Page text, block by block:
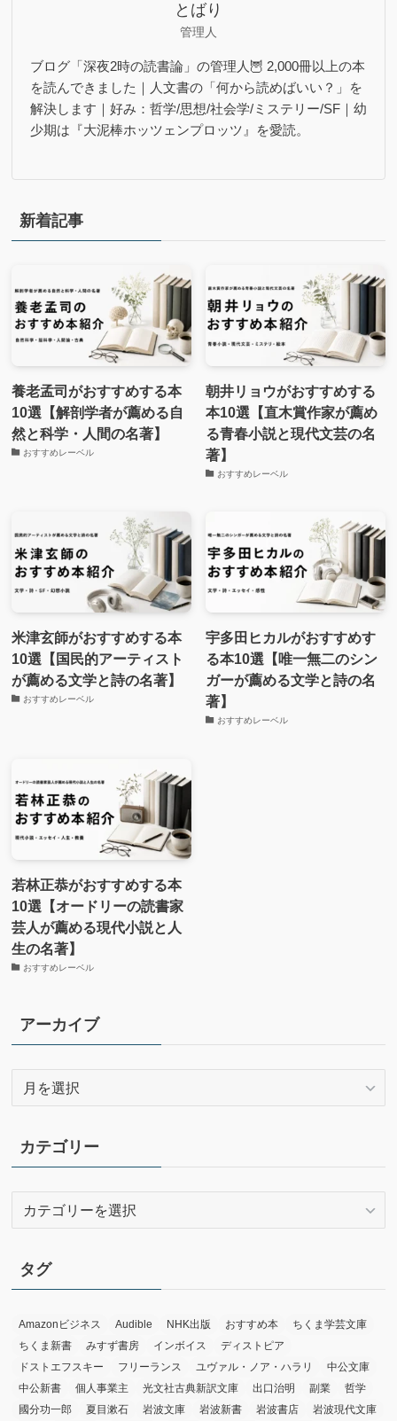
とばり
管理人
ブログ「深夜2時の読書論」の管理人🦉 2,000冊以上の本
を読んできました｜人文書の「何から読めばいい？」を
解決します｜好み：哲学/思想/社会学/ミステリー/SF｜幼
少期は『大泥棒ホッツェンプロッツ』を愛読。
新着記事
養老孟司がおすすめする本
10選【解剖学者が薦める自
然と科学・人間の名著】
おすすめレーベル
朝井リョウがおすすめする
本10選【直木賞作家が薦め
る青春小説と現代文芸の名
著】
おすすめレーベル
米津玄師がおすすめする本
10選【国民的アーティスト
が薦める文学と詩の名著】
おすすめレーベル
宇多田ヒカルがおすすめす
る本10選【唯一無二のシン
ガーが薦める文学と詩の名
著】
おすすめレーベル
若林正恭がおすすめする本
10選【オードリーの読書家
芸人が薦める現代小説と人
生の名著】
おすすめレーベル
アーカイブ
イ
ブ
カテゴリー
リ
ー
タグ
Amazonビジネス Audible NHK出版 おすすめ本
ちくま学芸文庫
ちくま新書
みすず書房 インボイス
ディストピア
ドストエフスキー
フリーランス ユヴァル・ノア・ハラリ
中公文庫
中公新書
個人事業主 光文社古典新訳文庫 出口治明 副業
哲学
國分功一郎
夏目漱石 岩波文庫 岩波新書 岩波書店 岩波現代文庫